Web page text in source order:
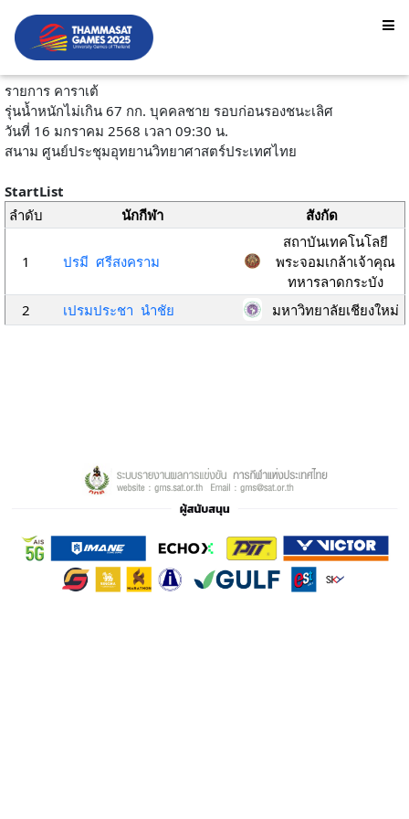
รายการ คาราเต้
รุ่นน้ำหนักไม่เกิน 67 กก. บุคคลชาย รอบก่อนรองชนะเลิศ
วันที่ 16 มกราคม 2568 เวลา 09:30 น.
สนาม ศูนย์ประชุมอุทยานวิทยาศาสตร์ประเทศไทย
StartList
ลำดับ
นักกีฬา สังกัด
1 ปรมี ศรีสงคราม
สถาบันเทคโนโลยี
พระจอมเกล้าเจ้าคุณ
ทหารลาดกระบัง
2
เปรมประชา นำชัย มหาวิทยาลัยเชียงใหม่